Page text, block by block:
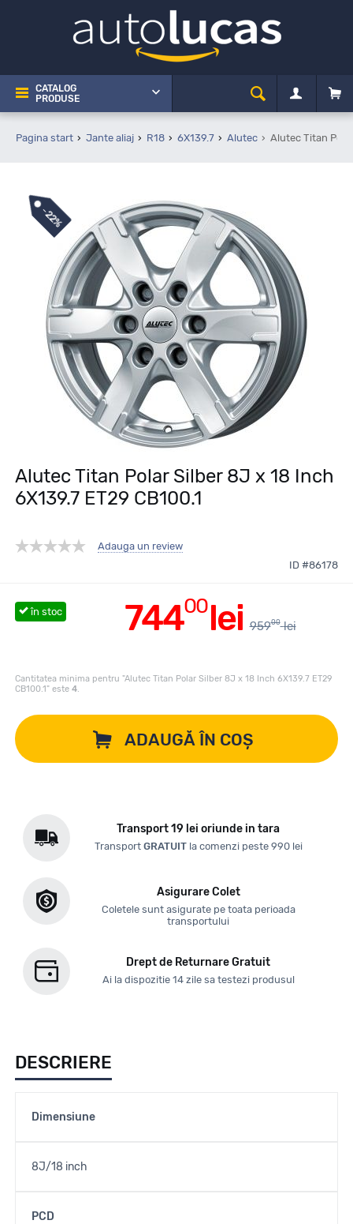
CATALOG
PRODUSE
Pagina start Jante aliaj R18 6X139.7 Alutec Alutec Titan
-22%
Alutec Titan Polar Silber 8J x 18 Inch
6X139.7 ET29 CB100.1
Adauga un review
ID #86178
74400lei 95900 lei
în stoc
Cantitatea minima pentru "Alutec Titan Polar Silber 8J x 18 Inch 6X139.7 ET29
CB100.1" este 4.
ADAUGĂ ÎN COȘ
Transport 19 lei oriunde in tara
Transport GRATUITla comenzi peste 990 lei
Asigurare Colet
Coletele sunt asigurate pe toata perioada
transportului
Drept de Returnare Gratuit
Ai la dispozitie 14 zile sa testezi produsul
DESCRIERE
Dimensiune
8J/18 inch
PCD